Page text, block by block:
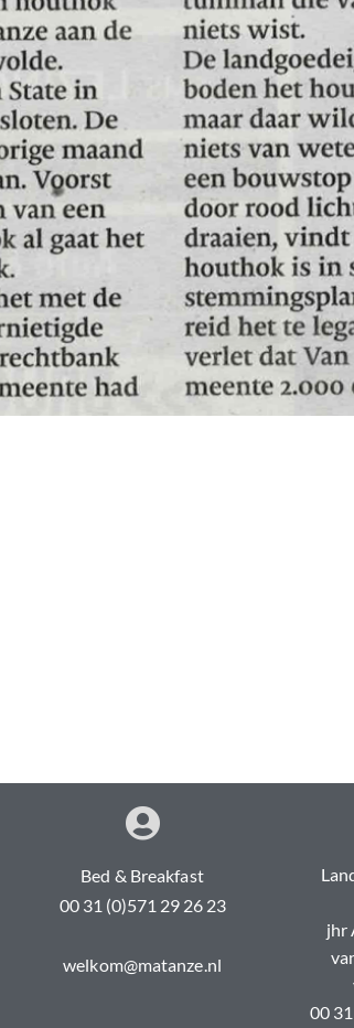
Bed & Breakfast
00 31 (0)571 29 26 23
welkom@matanze.nl
jhr
00